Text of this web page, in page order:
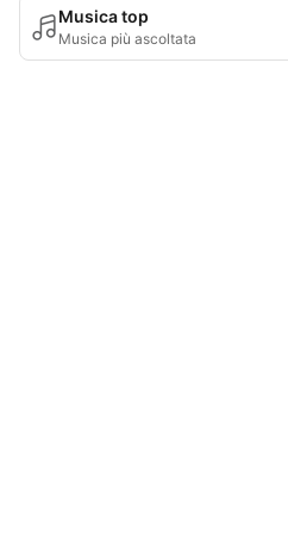
Musica top
Musica più ascoltata